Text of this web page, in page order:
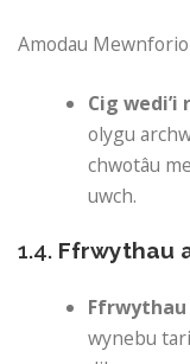
Amodau
Cig wedi’i
olygu
chwotâu
uwch.
1.4. Ffrwythau
wynebu